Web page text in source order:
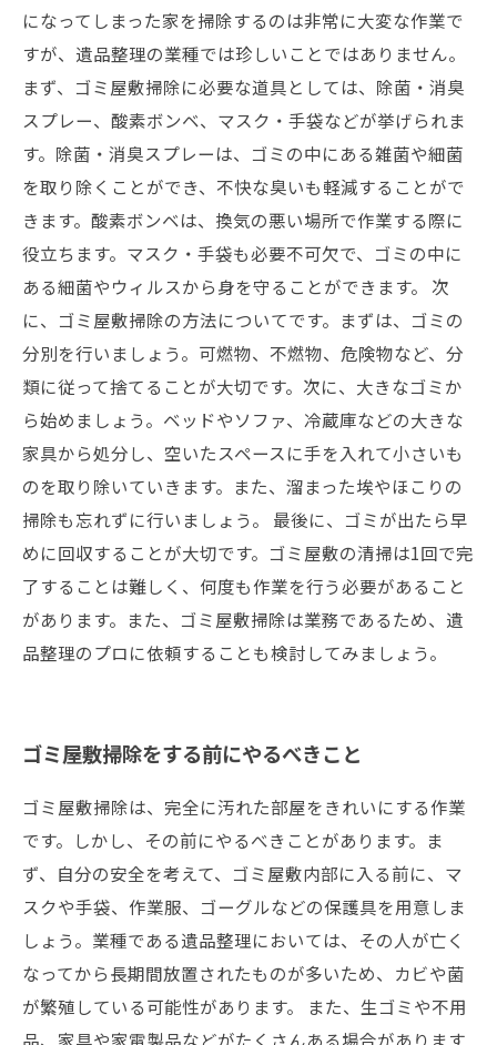
になってしまった家を掃除するのは非常に大変な作業で
すが、遺品整理の業種では珍しいことではありません。
まず、ゴミ屋敷掃除に必要な道具としては、除菌・消臭
スプレー、酸素ボンベ、マスク・手袋などが挙げられま
す。除菌・消臭スプレーは、ゴミの中にある雑菌や細菌
を取り除くことができ、不快な臭いも軽減することがで
きます。酸素ボンベは、換気の悪い場所で作業する際に
役立ちます。マスク・手袋も必要不可欠で、ゴミの中に
ある細菌やウィルスから身を守ることができます。 次
に、ゴミ屋敷掃除の方法についてです。まずは、ゴミの
分別を行いましょう。可燃物、不燃物、危険物など、分
類に従って捨てることが大切です。次に、大きなゴミか
ら始めましょう。ベッドやソファ、冷蔵庫などの大きな
家具から処分し、空いたスペースに手を入れて小さいも
のを取り除いていきます。また、溜まった埃やほこりの
掃除も忘れずに行いましょう。 最後に、ゴミが出たら早
めに回収することが大切です。ゴミ屋敷の清掃は1回で完
了することは難しく、何度も作業を行う必要があること
があります。また、ゴミ屋敷掃除は業務であるため、遺
品整理のプロに依頼することも検討してみましょう。
ゴミ屋敷掃除をする前にやるべきこと
ゴミ屋敷掃除は、完全に汚れた部屋をきれいにする作業
です。しかし、その前にやるべきことがあります。ま
ず、自分の安全を考えて、ゴミ屋敷内部に入る前に、マ
スクや手袋、作業服、ゴーグルなどの保護具を用意しま
しょう。業種である遺品整理においては、その人が亡く
なってから長期間放置されたものが多いため、カビや菌
が繁殖している可能性があります。 また、生ゴミや不用
品、家具や家電製品などがたくさんある場合があります